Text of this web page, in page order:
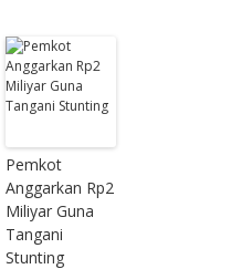
Pemkot
Anggarkan Rp2
Miliyar Guna
Tangani
Stunting